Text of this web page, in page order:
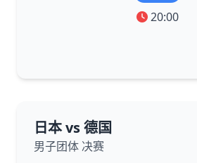
20:00
日本 vs 德国
男子团体 决赛